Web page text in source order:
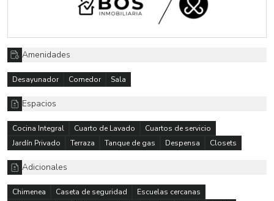
Amenidades
Desayunador Comedor Sala
Espacios
Cocina Integral Cuarto de Lavado
Cuartos de servicio
Jardín Privado
Terraza Tanque de gas Despensa Closets
Adicionales
Chimenea Caseta de seguridad
Escuelas cercanas